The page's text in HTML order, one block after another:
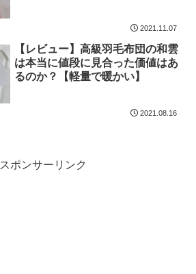
2021.11.07
【レビュー】高級羽毛布団の和雲
は本当に値段に見合った価値はあ
るのか？【軽量で暖かい】
2021.08.16
スポンサーリンク